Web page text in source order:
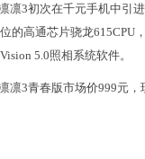
凛3初次在千元手机中引
的高通芯片骁龙615CPU
5.0照相系统软件。
凛3青春版市场价999元